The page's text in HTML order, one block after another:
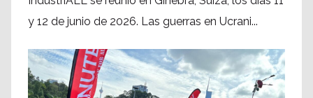
y 12 de junio de 2026. Las guerras en Ucrani...